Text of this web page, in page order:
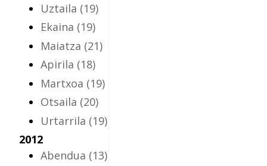
Uztaila (19)
Ekaina (19)
Maiatza (21)
Apirila (18)
Martxoa (19)
Otsaila (20)
Urtarrila (19)
2012
Abendua (13)